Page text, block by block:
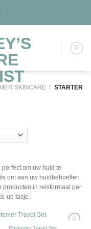
SKINCARE / STARTER
om uw huid te
om aan uw huidbehoeften
producten in reisformaat per
up tasje.
Phytomer Travel Set